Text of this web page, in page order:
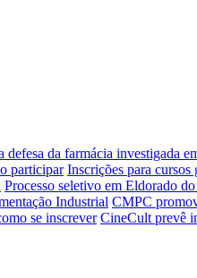
da farmácia investigada
participar Inscrições para
Processo seletivo em Eldorado
Industrial CMPC
se inscrever CineCult prevê